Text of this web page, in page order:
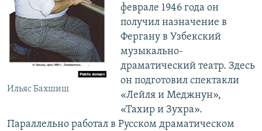
Ильяс Бахшиш
феврале 1946 года он
получил назначение в
Фергану в Узбекский
музыкально-
драматический театр. Здесь
он подготовил спектакли
«Лейля и Меджнун»,
«Тахир и Зухра».
Параллельно работал в Русском драматическом